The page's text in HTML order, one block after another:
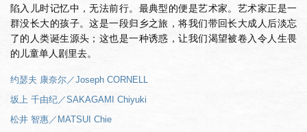
陷入儿时记忆中，无法前行。最典型的便是艺术家。艺术家正是一
群没长大的孩子。这是一段归乡之旅，将我们带回长大成人后淡忘
了的人类诞生源头；这也是一种诱惑，让我们渴望被卷入令人生畏
的儿童单人剧里去。
约瑟夫 康奈尔／Joseph CORNELL
坂上 千由纪／SAKAGAMI Chiyuki
松井 智惠／MATSUI Chie